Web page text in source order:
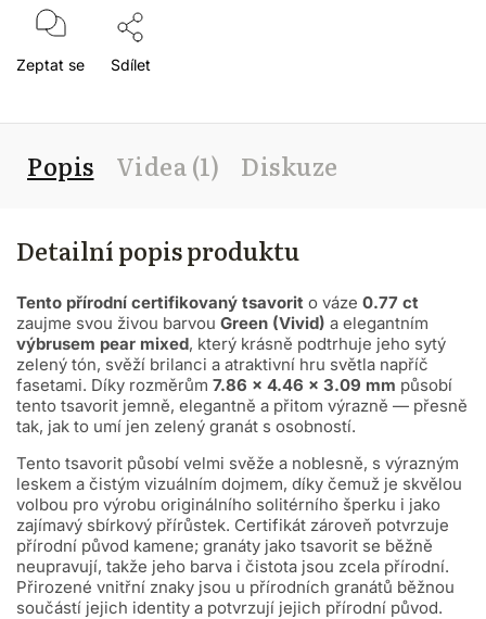
Zeptat se Sdílet
Popis Videa (1) Diskuze
Detailní popis produktu
Tento přírodní certifikovaný tsavorit o váze 0.77 ct
zaujme svou živou barvou Green (Vivid) a elegantním
výbrusem pear mixed, který krásně podtrhuje jeho sytý
zelený tón, svěží brilanci a atraktivní hru světla napříč
fasetami. Díky rozměrům 7.86 × 4.46 × 3.09 mm působí
tento tsavorit jemně, elegantně a přitom výrazně — přesně
tak, jak to umí jen zelený granát s osobností.
Tento tsavorit působí velmi svěže a noblesně, s výrazným
leskem a čistým vizuálním dojmem, díky čemuž je skvělou
volbou pro výrobu originálního solitérního šperku i jako
zajímavý sbírkový přírůstek. Certifikát zároveň potvrzuje
přírodní původ kamene; granáty jako tsavorit se běžně
neupravují, takže jeho barva i čistota jsou zcela přírodní.
Přirozené vnitřní znaky jsou u přírodních granátů běžnou
součástí jejich identity a potvrzují jejich přírodní původ.